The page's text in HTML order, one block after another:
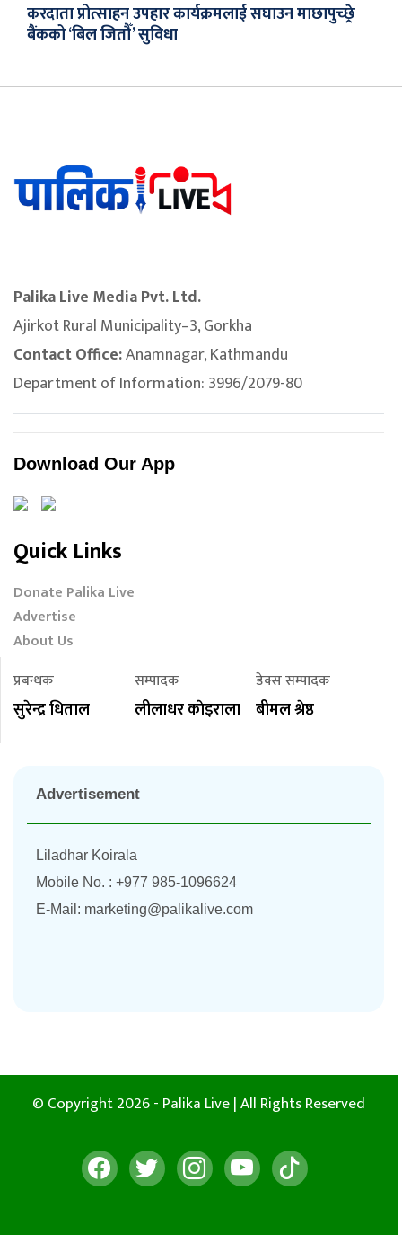
करदाता प्रोत्साहन उपहार कार्यक्रमलाई सघाउन माछापुच्छ्रे
बैंकको ‘बिल जितौँ’ सुविधा
Palika Live Media Pvt. Ltd.
Ajirkot Rural Municipality–3, Gorkha
Contact Office:Anamnagar, Kathmandu
Department of Information: 3996/2079-80
Download Our App
Quick Links
Donate Palika Live
Advertise
About Us
प्रबन्धक
सुरेन्द्र धिताल
सम्पादक
लीलाधर काेइराला
डेक्स सम्पादक
बीमल श्रेष्ठ
Advertisement
Liladhar Koirala
Mobile No. : +977 985-1096624
E-Mail: marketing@palikalive.com
© Copyright 2026 - Palika Live | All Rights Reserved